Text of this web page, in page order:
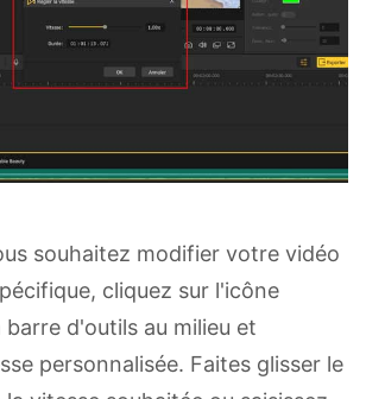
souhaitez modifier votre vidéo
cliquez sur l'icône
barre d'outils au milieu et
personnalisée. Faites glisser le